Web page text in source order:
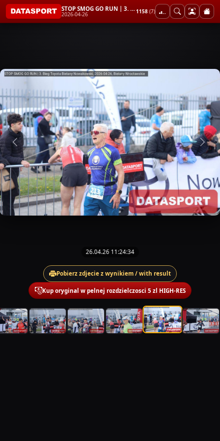
STOP SMOG GO RUN | 3. Bieg Toyota Bielany Nowakowski
2026-04-26 1158 (7)
26.04.26 11:24:34
Pobierz zdjecie z wynikiem / with result
Kup oryginal w pelnej rozdzielczosci 5 zl HIGH-RES